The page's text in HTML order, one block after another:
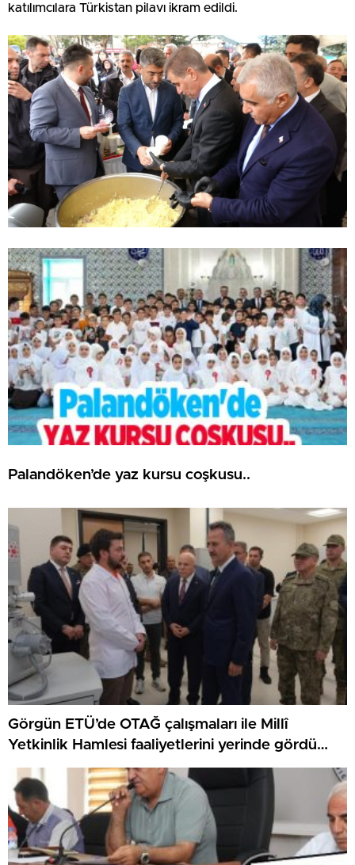
katılımcılara Türkistan pilavı ikram edildi.
Palandöken’de yaz kursu coşkusu..
Görgün ETÜ’de OTAĞ çalışmaları ile Millî
Yetkinlik Hamlesi faaliyetlerini yerinde gördü…